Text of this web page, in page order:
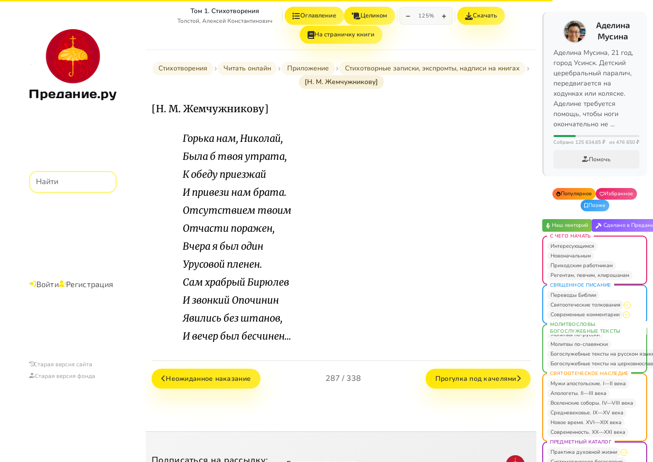
Предание.ру
Войти Регистрация
Старая версия сайта
Старая версия фонда
Том 1. Стихотворения
Толстой, Алексей Константинович
Оглавление Целиком − 125% + Скачать
На страничку книги
Стихотворения Читать онлайн Приложение
Стихотворные записки, экспромты, надписи на книгах
[Н. М. Жемчужникову]
[Н. М. Жемчужникову]
Горька нам, Николай,
Была б твоя утрата,
К обеду приезжай
И привези нам брата.
Отсутствием твоим
Отчасти поражен,
Вчера я был один
Урусовой пленен.
Сам храбрый Бирюлев
И звонкий Опочинин
Явились без штанов,
И вечер был бесчинен…
Неожиданное наказание 287 / 338 Прогулка под качелями
Аделина
Мусина
Аделина Мусина, 21 год,
город Усинск. Детский
церебральный паралич,
передвигается на
ходунках или коляске.
Аделине требуется
помощь, чтобы ноги
окончательно не …
Собрано 125 634,65 ₽ из 476 650 ₽
Помочь
Популярное
Избранное
Позже
Наш лекторий Сделано в
С ЧЕГО НАЧАТЬ
Интересующимся
Новоначальным
Приходским работникам
Регентам, певчим, клирошанам
СВЯЩЕННОЕ ПИСАНИЕ
Переводы Библии
Святоотеческие толкования
Современные комментарии
МОЛИТВОСЛОВЫ.
БОГОСЛУЖЕБНЫЕ ТЕКСТЫ
Молитвы по-русски
Молитвы по-славянски
Богослужебные тексты на русском
Богослужебные тексты на
СВЯТООТЕЧЕСКОЕ НАСЛЕДИЕ
Мужи апостольские. I—II века
Апологеты. II—III века
Вселенские соборы. IV—VIII века
Средневековье. IX—XV века
Новое время. XVI—XIX века
Современность. XX—XXI века
ПРЕДМЕТНЫЙ КАТАЛОГ
Практика духовной жизни